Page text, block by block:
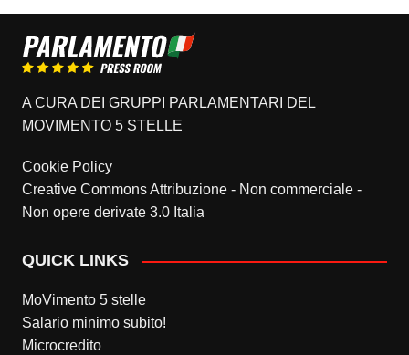
A CURA DEI GRUPPI PARLAMENTARI DEL
MOVIMENTO 5 STELLE
Cookie Policy
Creative Commons Attribuzione - Non commerciale -
Non opere derivate 3.0 Italia
QUICK LINKS
MoVimento 5 stelle
Salario minimo subito!
Microcredito